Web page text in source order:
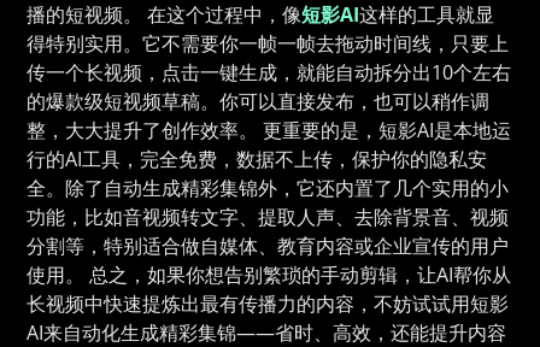
播的短视频。 在这个过程中，像短影AI这样的工具就显
得特别实用。它不需要你一帧一帧去拖动时间线，只要上
传一个长视频，点击一键生成，就能自动拆分出10个左右
的爆款级短视频草稿。你可以直接发布，也可以稍作调
整，大大提升了创作效率。 更重要的是，短影AI是本地运
行的AI工具，完全免费，数据不上传，保护你的隐私安
全。除了自动生成精彩集锦外，它还内置了几个实用的小
功能，比如音视频转文字、提取人声、去除背景音、视频
分割等，特别适合做自媒体、教育内容或企业宣传的用户
使用。 总之，如果你想告别繁琐的手动剪辑，让AI帮你从
长视频中快速提炼出最有传播力的内容，不妨试试用短影
AI来自动化生成精彩集锦——省时、高效，还能提升内容